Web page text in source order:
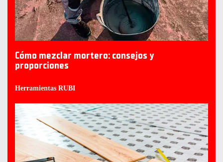
Cómo mezclar mortero: consejos y
proporciones
Herramientas RUBI